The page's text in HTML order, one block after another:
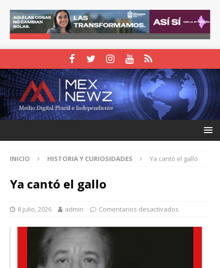
INICIO HISTORIA Y CURIOSIDADES Ya cantó el gallo
Ya cantó el gallo
8 julio, 2026 admin Comentarios desactivados